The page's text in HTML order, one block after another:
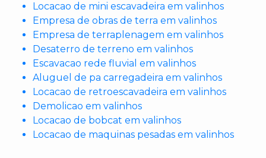
Locacao de mini escavadeira em valinhos
Empresa de obras de terra em valinhos
Empresa de terraplenagem em valinhos
Desaterro de terreno em valinhos
Escavacao rede fluvial em valinhos
Aluguel de pa carregadeira em valinhos
Locacao de retroescavadeira em valinhos
Demolicao em valinhos
Locacao de bobcat em valinhos
Locacao de maquinas pesadas em valinhos